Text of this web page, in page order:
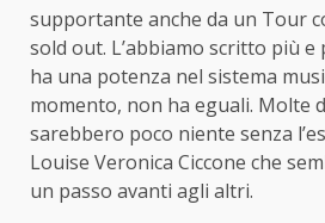
supportante anche da un Tour
sold out. L’abbiamo scritto più
ha una potenza nel sistema
momento, non ha eguali. Molte
sarebbero poco niente senza
Louise Veronica Ciccone che
un passo avanti agli altri.